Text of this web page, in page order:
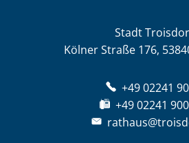
Stadt
Kölner Straße 176,
+49 02241
+49 02241